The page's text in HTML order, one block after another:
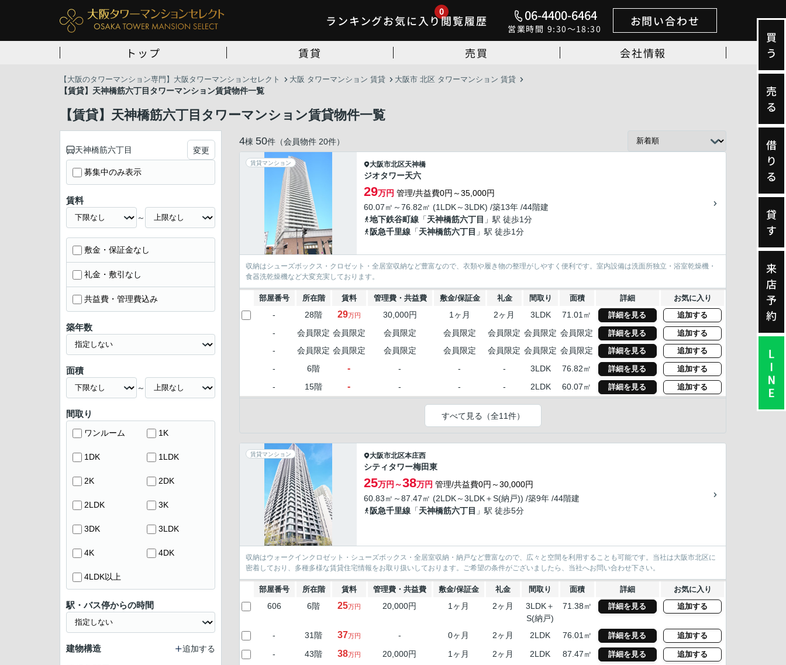
ランキングお気に入り
0
閲覧履歴 06-4400-6464
営業時間 9:30～18:30
お問い合わせ
トップ 賃貸 売買 会社情報
【大阪のタワーマンション専門】大阪タワーマンションセレクト 大阪 タワーマンション 賃貸 大阪市 北区 タワーマンション 賃貸
【賃貸】天神橋筋六丁目タワーマンション賃貸物件一覧
【賃貸】天神橋筋六丁目タワーマンション賃貸物件一覧
4棟 50件（会員物件 20件）
賃貸マンション 大阪市北区天神橋
ジオタワー天六
29万円 管理/共益費0円～35,000円
60.07㎡～76.82㎡ (1LDK～3LDK) /築13年 /44階建
地下鉄谷町線 「天神橋筋六丁目 」駅 徒歩1分
阪急千里線 「天神橋筋六丁目 」駅 徒歩1分
収納はシューズボックス・クロゼット・全居室収納など豊富なので、衣類や履き物の整理がしやすく便利です。室内設備は洗面所独立・浴室乾燥機・
食器洗乾燥機など大変充実しております。
部屋番号 所在階 賃料 管理費・共益費 敷金/保証金 礼金 間取り 面積 詳細 お気に入り
- 28階 29万円 30,000円 1ヶ月 2ヶ月 3LDK 71.01㎡ 詳細を見る 追加する
- 会員限定 会員限定 会員限定 会員限定 会員限定 会員限定 会員限定 詳細を見る 追加する
- 会員限定 会員限定 会員限定 会員限定 会員限定 会員限定 会員限定 詳細を見る 追加する
- 6階 - - - - 3LDK 76.82㎡ 詳細を見る 追加する
- 15階 - - - - 2LDK 60.07㎡ 詳細を見る 追加する
すべて見る（全11件）
賃貸マンション 大阪市北区本庄西
シティタワー梅田東
25万円～38万円 管理/共益費0円～30,000円
60.83㎡～87.47㎡ (2LDK～3LDK＋S(納戸)) /築9年 /44階建
阪急千里線 「天神橋筋六丁目 」駅 徒歩5分
収納はウォークインクロゼット・シューズボックス・全居室収納・納戸など豊富なので、広々と空間を利用することも可能です。当社は大阪市北区に
密着しており、多種多様な賃貸住宅情報をお取り扱いしております。ご希望の条件がございましたら、当社へお問い合わせ下さい。
部屋番号 所在階 賃料 管理費・共益費 敷金/保証金 礼金 間取り 面積 詳細 お気に入り
606 6階 25万円 20,000円 1ヶ月 2ヶ月
3LDK＋
S(納戸)
71.38㎡ 詳細を見る 追加する
- 31階 37万円 - 0ヶ月 2ヶ月 2LDK 76.01㎡ 詳細を見る 追加する
- 43階 38万円 20,000円 1ヶ月 2ヶ月 2LDK 87.47㎡ 詳細を見る 追加する
天神橋筋六丁目 変更
募集中のみ表示
賃料
～
敷金・保証金なし
礼金・敷引なし
共益費・管理費込み
築年数
面積
～
間取り
ワンルーム 1K
1DK 1LDK
2K 2DK
2LDK 3K
3DK 3LDK
4K 4DK
4LDK以上
駅・バス停からの時間
建物構造 追加する
買
う
売
る
借
り
る
貸
す
来
店
予
約